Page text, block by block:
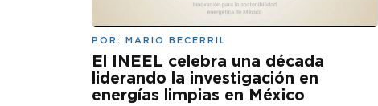
POR: MARIO BECERRIL
El INEEL celebra una década
liderando la investigación en
energías limpias en México